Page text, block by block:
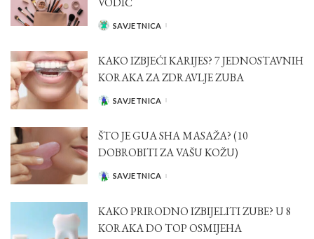
POSTED
SAVJETNICA
KAKO IZBJEĆI KARIJES? 7 JEDNOSTAVNIH
KORAKA ZA ZDRAVLJE ZUBA
POSTED
SAVJETNICA
ŠTO JE GUA SHA MASAŽA? (10
DOBROBITI ZA VAŠU KOŽU)
POSTED
SAVJETNICA
KAKO PRIRODNO IZBIJELITI ZUBE? U 8
KORAKA DO TOP OSMIJEHA